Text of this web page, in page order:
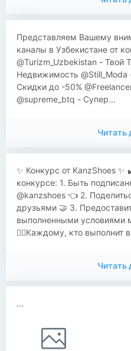
Представляем Вашему
каналы в Узбекистане от
@Turizm_Uzbekistan - Твой
Недвижимость @Still_Moda
Скидки до -50%
@supreme_btq - Супер...
Читать
✨ Конкурс от KanzShoes
конкурсе: 1. Быть
@kanzshoes 👈 2.
друзьями 🤝 3.
выполненными условиями
💁‍♂Каждому, кто выполнит
Читать
...